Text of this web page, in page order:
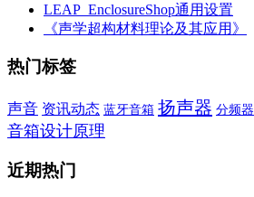
LEAP_EnclosureShop通用设置
《声学超构材料理论及其应用》
热门标签
声音 资讯动态 蓝牙音箱 扬声器 分频器
音箱设计原理
近期热门